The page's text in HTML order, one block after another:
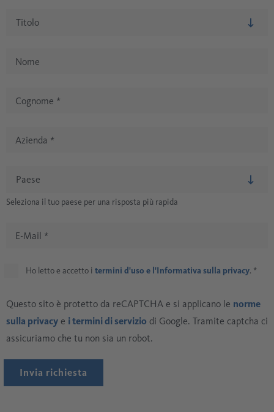
Nome
Cognome *
Azienda *
Seleziona il tuo paese per una risposta più rapida
E-Mail *
Ho letto e accetto i termini d'uso e l'Informativa sulla privacy. *
Questo sito è protetto da reCAPTCHA e si applicano le norme
sulla privacy e i termini di servizio di Google. Tramite captcha ci
assicuriamo che tu non sia un robot.
Invia richiesta